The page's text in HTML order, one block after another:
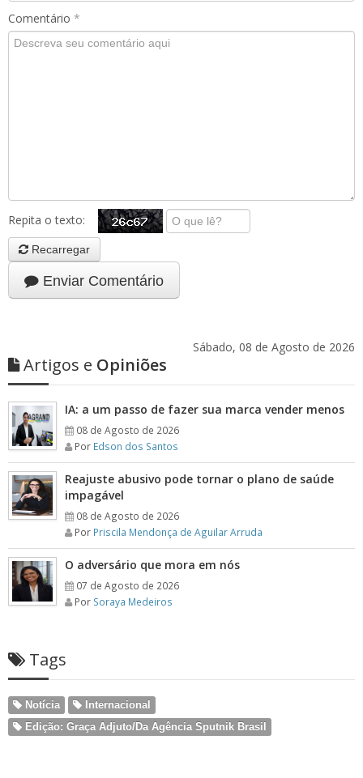
Comentário *
Repita o texto:
Recarregar
Enviar Comentário
Sábado, 08 de Agosto de 2026
Artigos e Opiniões
IA: a um passo de fazer sua marca vender menos
08 de Agosto de 2026
Por Edson dos Santos
Reajuste abusivo pode tornar o plano de saúde
impagável
08 de Agosto de 2026
Por Priscila Mendonça de Aguilar Arruda
O adversário que mora em nós
07 de Agosto de 2026
Por Soraya Medeiros
Tags
Notícia
Internacional
Edição: Graça Adjuto/​Da Agência Sputnik Brasil